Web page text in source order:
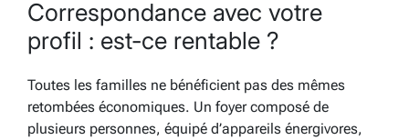
Correspondance avec votre
profil : est-ce rentable ?
Toutes les familles ne bénéficient pas des mêmes
retombées économiques. Un foyer composé de
plusieurs personnes, équipé d’appareils énergivores,